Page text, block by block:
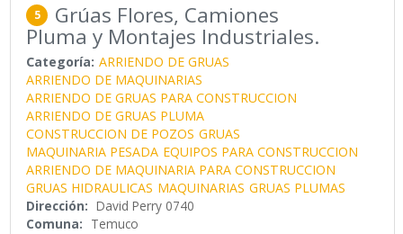
5 Grúas Flores, Camiones
Pluma y Montajes Industriales.
Categoría: ARRIENDO DE GRUAS
ARRIENDO DE MAQUINARIAS
ARRIENDO DE GRUAS PARA CONSTRUCCION
ARRIENDO DE GRUAS PLUMA
CONSTRUCCION DE POZOS GRUAS
MAQUINARIA PESADA EQUIPOS PARA CONSTRUCCION
ARRIENDO DE MAQUINARIA PARA CONSTRUCCION
GRUAS HIDRAULICAS MAQUINARIAS GRUAS PLUMAS
Dirección: David Perry 0740
Comuna: Temuco